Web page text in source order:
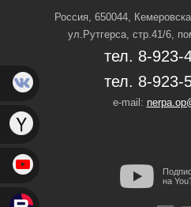
Россия, 650044,
ул.Рутгерса, стр.41/6,
тел. 8-923-
тел. 8-923-
e-mail:
на